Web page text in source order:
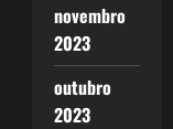
novembro
2023
outubro
2023